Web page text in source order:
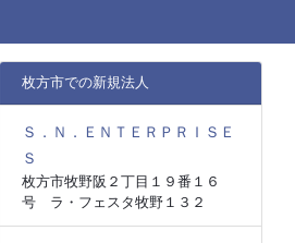
枚方市での新規法人
Ｓ．Ｎ．ＥＮＴＥＲＰＲＩＳＥ
Ｓ
枚方市牧野阪２丁目１９番１６
号 ラ・フェスタ牧野１３２